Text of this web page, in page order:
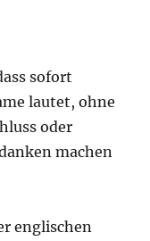
sofort
lautet, ohne
oder
machen
englischen